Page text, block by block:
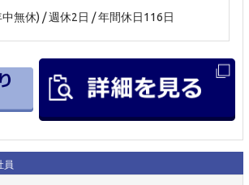
中無休) / 週休2日 / 年間休日116日
員